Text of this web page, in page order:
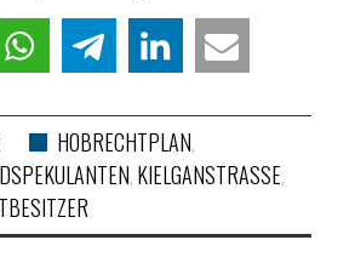
HOBRECHTPLAN,
, KIELGANSTRASSE ,